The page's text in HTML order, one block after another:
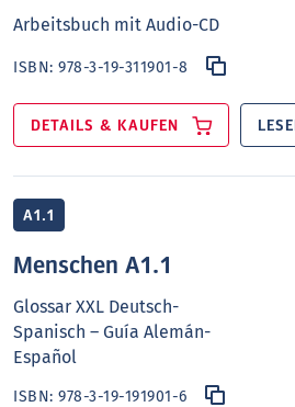
Arbeitsbuch mit Audio-CD
ISBN:978-3-19-311901-8
DETAILS & KAUFEN
A1.1
Menschen A1.1
Glossar XXL Deutsch-
Spanisch – Guía Alemán-
Español
ISBN:978-3-19-191901-6